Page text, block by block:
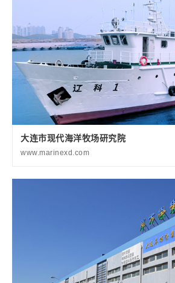
大连市现代海洋牧场研究院
www.marinexd.com